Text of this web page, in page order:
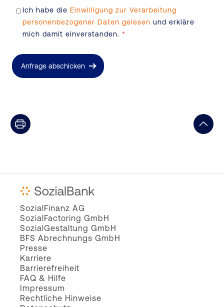
Ich habe die Einwilligung zur Verarbeitung
personenbezogener Daten gelesenund erkläre
mich damit einverstanden.*
Anfrage abschicken
SozialFinanz AG
SozialFactoring GmbH
SozialGestaltung GmbH
BFS Abrechnungs GmbH
Presse
Karriere
Barrierefreiheit
FAQ & Hilfe
Impressum
Rechtliche Hinweise